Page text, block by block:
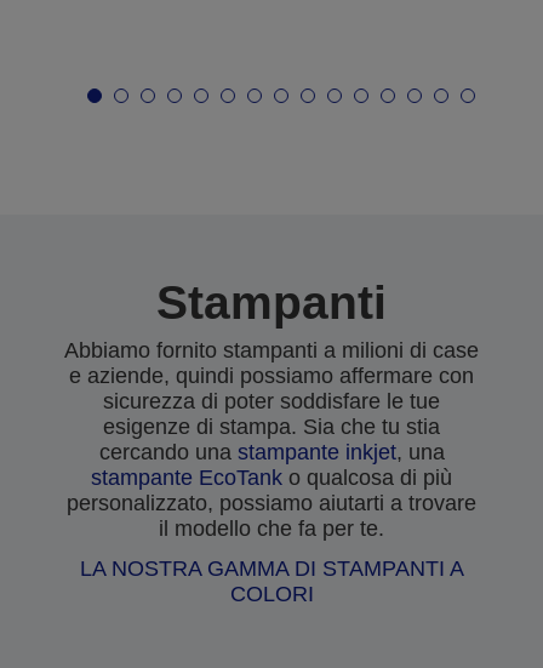
Stampanti
Abbiamo fornito stampanti a milioni di case
e aziende, quindi possiamo affermare con
sicurezza di poter soddisfare le tue
esigenze di stampa. Sia che tu stia
cercando una stampante inkjet, una
stampante EcoTank o qualcosa di più
personalizzato, possiamo aiutarti a trovare
il modello che fa per te.
LA NOSTRA GAMMA DI STAMPANTI A
COLORI